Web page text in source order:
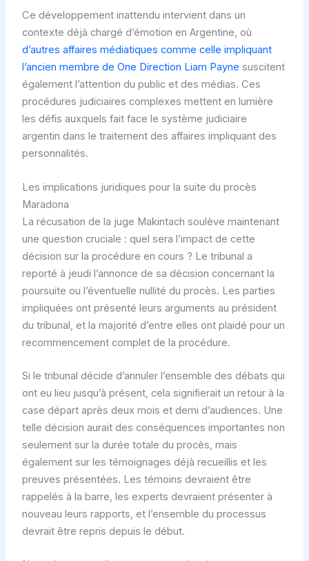
Ce développement inattendu intervient dans un
contexte déjà chargé d’émotion en Argentine, où
d’autres affaires médiatiques comme celle impliquant
l’ancien membre de One Direction Liam Payne suscitent
également l’attention du public et des médias. Ces
procédures judiciaires complexes mettent en lumière
les défis auxquels fait face le système judiciaire
argentin dans le traitement des affaires impliquant des
personnalités.
Les implications juridiques pour la suite du procès
Maradona
La récusation de la juge Makintach soulève maintenant
une question cruciale : quel sera l’impact de cette
décision sur la procédure en cours ? Le tribunal a
reporté à jeudi l’annonce de sa décision concernant la
poursuite ou l’éventuelle nullité du procès. Les parties
impliquées ont présenté leurs arguments au président
du tribunal, et la majorité d’entre elles ont plaidé pour un
recommencement complet de la procédure.
Si le tribunal décide d’annuler l’ensemble des débats qui
ont eu lieu jusqu’à présent, cela signifierait un retour à la
case départ après deux mois et demi d’audiences. Une
telle décision aurait des conséquences importantes non
seulement sur la durée totale du procès, mais
également sur les témoignages déjà recueillis et les
preuves présentées. Les témoins devraient être
rappelés à la barre, les experts devraient présenter à
nouveau leurs rapports, et l’ensemble du processus
devrait être repris depuis le début.